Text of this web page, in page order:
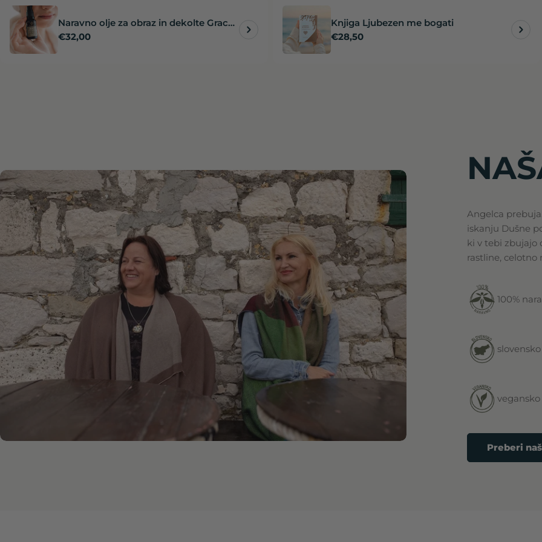
Naravno olje za obraz in dekolte Grace
– mladosten in sijoč videz kože
Redna
€32,00
Knjiga Ljubezen me bogati
Redna
cena
€28,50
Angelca
iskanju Dušne
ki v tebi zbujajo
rastline, celotno
100%
slovensko
vegansko
Preberi